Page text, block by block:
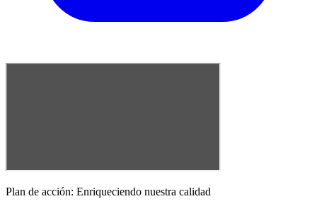
Plan de acción: Enriqueciendo nuestra calidad